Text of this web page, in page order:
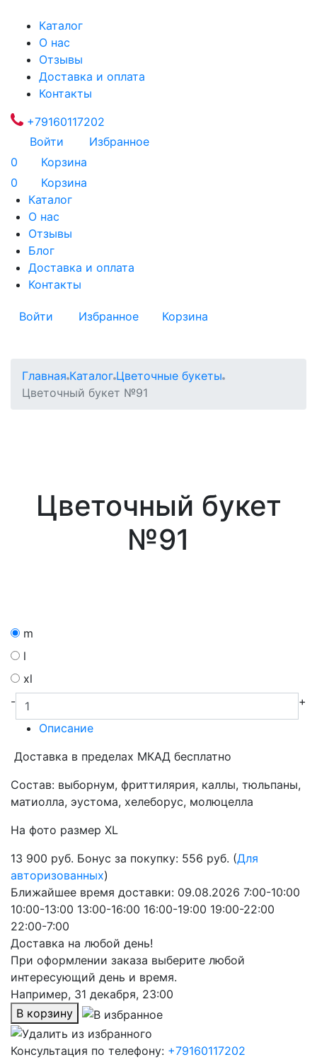
Каталог
О нас
Отзывы
Доставка и оплата
Контакты
+79160117202
Войти
Избранное
0
Корзина
0
Корзина
Каталог
О нас
Отзывы
Блог
Доставка и оплата
Контакты
Войти Избранное Корзина
Главная Каталог Цветочные букеты
Цветочный букет №91
Цветочный букет
№91
m
l
xl
-
+
Описание
Доставка в пределах МКАД бесплатно
Состав: выборнум, фриттилярия, каллы, тюльпаны,
матиолла, эустома, хелеборус, молюцелла
На фото размер XL
13 900 руб. Бонус за покупку: 556 руб. (Для
авторизованных)
Ближайшее время доставки: 09.08.2026 7:00-10:00
10:00-13:00 13:00-16:00 16:00-19:00 19:00-22:00
22:00-7:00
Доставка на любой день!
При оформлении заказа выберите любой
интересующий день и время.
Например, 31 декабря, 23:00
В корзину
Консультация по телефону: +79160117202